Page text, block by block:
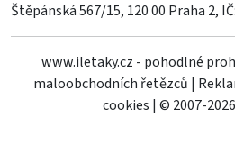
Štěpánská 567/15, 120 00 Praha 2,
www.iletaky.cz - pohodlné
maloobchodních řetězců |
cookies | © 2007-